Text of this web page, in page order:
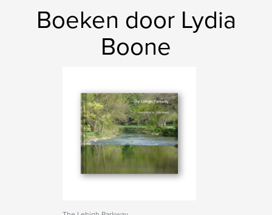
Boeken door Lydia
Boone